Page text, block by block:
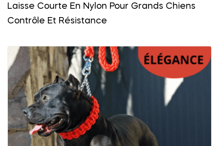
Laisse Courte En Nylon Pour Grands Chiens
Contrôle Et Résistance